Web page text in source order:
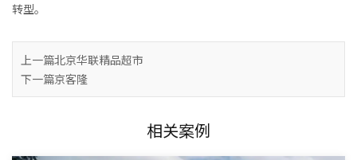
转型。
上一篇北京华联精品超市
下一篇京客隆
相关案例